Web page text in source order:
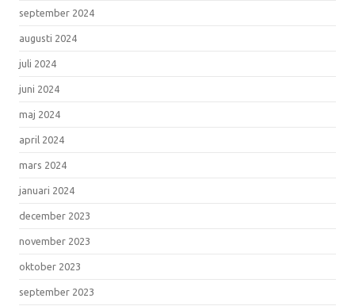
september 2024
augusti 2024
juli 2024
juni 2024
maj 2024
april 2024
mars 2024
januari 2024
december 2023
november 2023
oktober 2023
september 2023